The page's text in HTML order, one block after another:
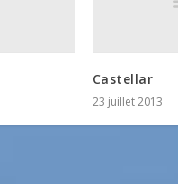
Castellar
23 juillet 2013